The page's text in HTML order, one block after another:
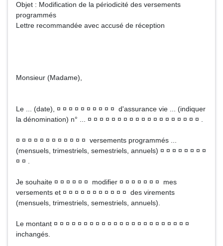
Objet : Modification de la périodicité des versements
programmés
Lettre recommandée avec accusé de réception
Monsieur (Madame),
Le ... (date), ¤ ¤ ¤ ¤ ¤ ¤ ¤ ¤ ¤ ¤ d'assurance vie ... (indiquer
la dénomination) n° ... ¤ ¤ ¤ ¤ ¤ ¤ ¤ ¤ ¤ ¤ ¤ ¤ ¤ ¤ ¤ ¤ ¤ ¤ ¤ .
¤ ¤ ¤ ¤ ¤ ¤ ¤ ¤ ¤ ¤ ¤ ¤ versements programmés ...
(mensuels, trimestriels, semestriels, annuels) ¤ ¤ ¤ ¤ ¤ ¤ ¤ ¤
¤ ¤ .
Je souhaite ¤ ¤ ¤ ¤ ¤ ¤ modifier ¤ ¤ ¤ ¤ ¤ ¤ ¤ mes
versements et ¤ ¤ ¤ ¤ ¤ ¤ ¤ ¤ ¤ ¤ ¤ des virements
(mensuels, trimestriels, semestriels, annuels).
Le montant ¤ ¤ ¤ ¤ ¤ ¤ ¤ ¤ ¤ ¤ ¤ ¤ ¤ ¤ ¤ ¤ ¤ ¤ ¤ ¤ ¤ ¤ ¤
inchangés.